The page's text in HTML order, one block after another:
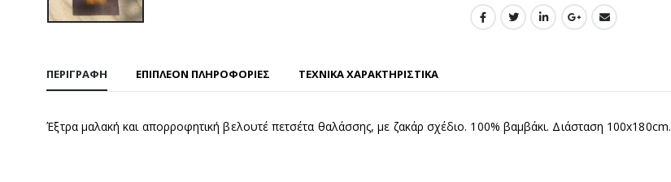
ΠΕΡΙΓΡΑΦΉ ΕΠΙΠΛΈΟΝ ΠΛΗΡΟΦΟΡΊΕΣ ΤΕΧΝΙΚΑ ΧΑΡΑΚΤΗΡΙΣΤΙΚΑ
Έξτρα μαλακή και απορροφητική βελουτέ πετσέτα θαλάσσης, με ζακάρ σχέδιο. 100% βαμβάκι. Διάσταση 100x180cm.